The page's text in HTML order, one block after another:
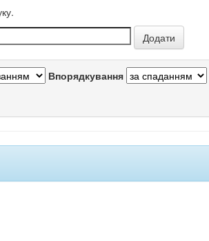
Впорядкування